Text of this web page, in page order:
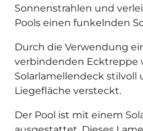
Sonnenstrahlen und
Pools einen funkelnden
Durch die Verwendung
verbindenden Ecktreppe
Solarlamellendeck
Liegefläche versteckt.
Der Pool ist mit einem